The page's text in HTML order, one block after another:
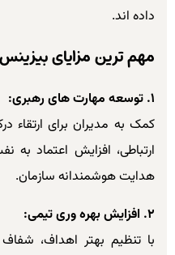
داده اند.
مهم ترین مزایای
۱. توسعه مهارت های رهبری:
کمک به مدیران برای ارتقاء
ارتباطی، افزایش اعتماد
هدایت هوشمندانه سازمان.
۲. افزایش بهره وری تیمی:
با تنظیم بهتر اهداف،